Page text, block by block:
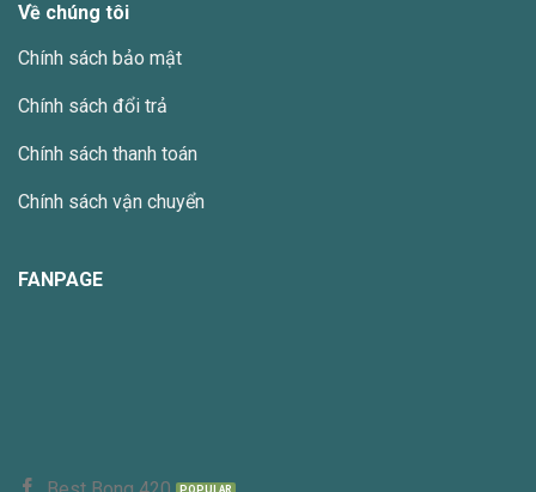
thể
chọn
trang
phẩm
Về chúng tôi
Chính sách bảo mật
Chính sách đổi trả
Chính sách thanh toán
Chính sách vận chuyển
FANPAGE